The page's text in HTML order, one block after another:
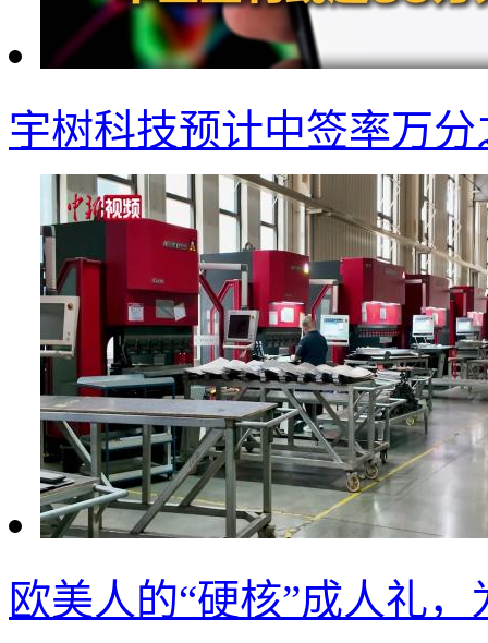
宇树科技预计中签率万
欧美人的“硬核”成人礼